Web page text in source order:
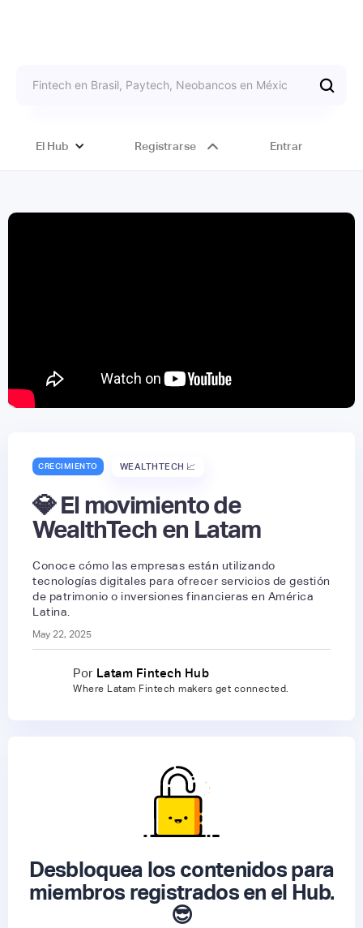
El Hub Registrarse Entrar
CRECIMIENTO WEALTHTECH 📈
💎 El movimiento de
WealthTech en Latam
Conoce cómo las empresas están utilizando
tecnologías digitales para ofrecer servicios de gestión
de patrimonio o inversiones financieras en América
Latina.
May 22, 2025
Por Latam Fintech Hub
Where Latam Fintech makers get connected.
Desbloquea los contenidos para
miembros registrados en el Hub.
😎